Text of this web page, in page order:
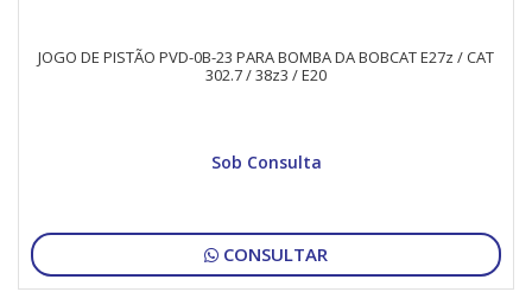
JOGO DE PISTÃO PVD-0B-23 PARA BOMBA DA BOBCAT E27z / CAT
302.7 / 38z3 / E20
Sob Consulta
CONSULTAR